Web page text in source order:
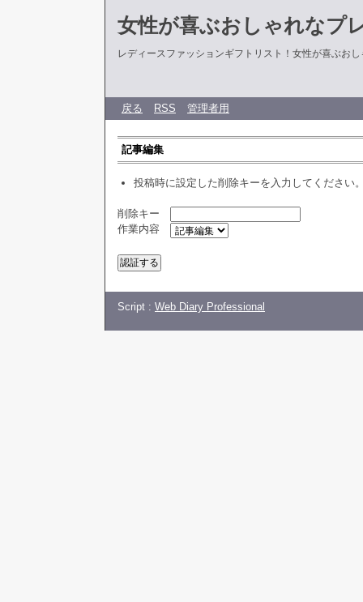
女性が喜ぶおしゃれなプ
レディースファッションギフトリスト！女性が喜ぶお
戻る RSS 管理者用
記事編集
投稿時に設定した削除キーを入力してください
削除キー
作業内容
Script : Web Diary Professional